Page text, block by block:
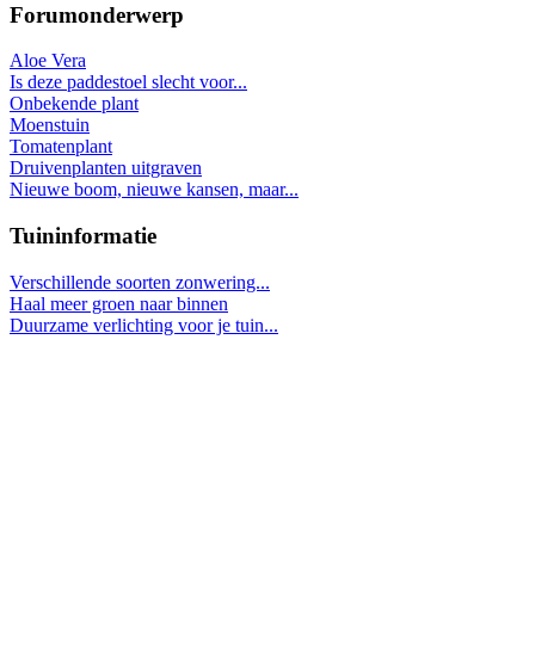
Forumonderwerp
Aloe Vera
Is deze paddestoel slecht voor...
Onbekende plant
Moenstuin
Tomatenplant
Druivenplanten uitgraven
Nieuwe boom, nieuwe kansen, maar...
Tuininformatie
Verschillende soorten zonwering...
Haal meer groen naar binnen
Duurzame verlichting voor je tuin...